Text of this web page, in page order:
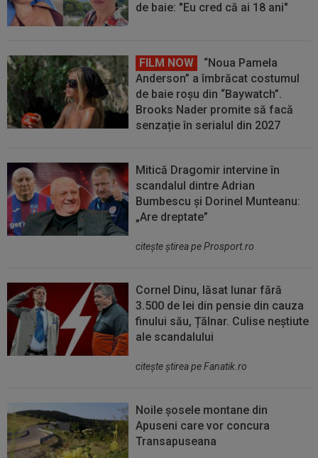
de baie: "Eu cred că ai 18 ani"
FILM NOW
“Noua Pamela
Anderson” a îmbrăcat costumul
de baie roșu din “Baywatch”.
Brooks Nader promite să facă
senzație în serialul din 2027
Mitică Dragomir intervine în
scandalul dintre Adrian
Bumbescu și Dorinel Munteanu:
„Are dreptate”
citeşte ştirea pe Prosport.ro
Cornel Dinu, lăsat lunar fără
3.500 de lei din pensie din cauza
finului său, Țălnar. Culise neștiute
ale scandalului
citeşte ştirea pe Fanatik.ro
Noile șosele montane din
Apuseni care vor concura
Transapuseana